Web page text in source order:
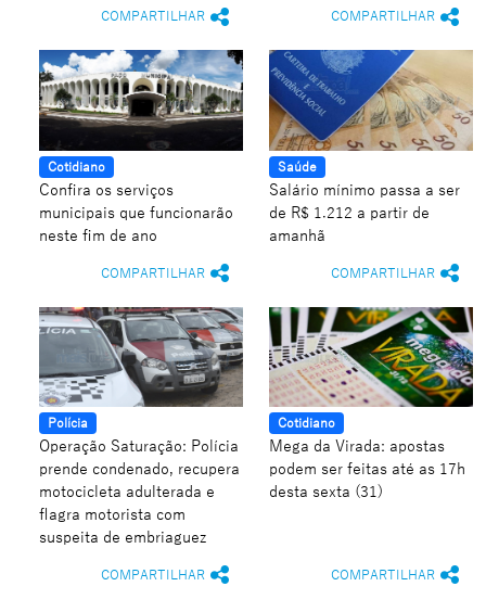
COMPARTILHAR COMPARTILHAR
Cotidiano
Confira os serviços
municipais que funcionarão
neste fim de ano
COMPARTILHAR
Saúde
Salário mínimo passa a ser
de R$ 1.212 a partir de
amanhã
COMPARTILHAR
Polícia
Operação Saturação: Polícia
prende condenado, recupera
motocicleta adulterada e
flagra motorista com
suspeita de embriaguez
COMPARTILHAR
Cotidiano
Mega da Virada: apostas
podem ser feitas até as 17h
desta sexta (31)
COMPARTILHAR